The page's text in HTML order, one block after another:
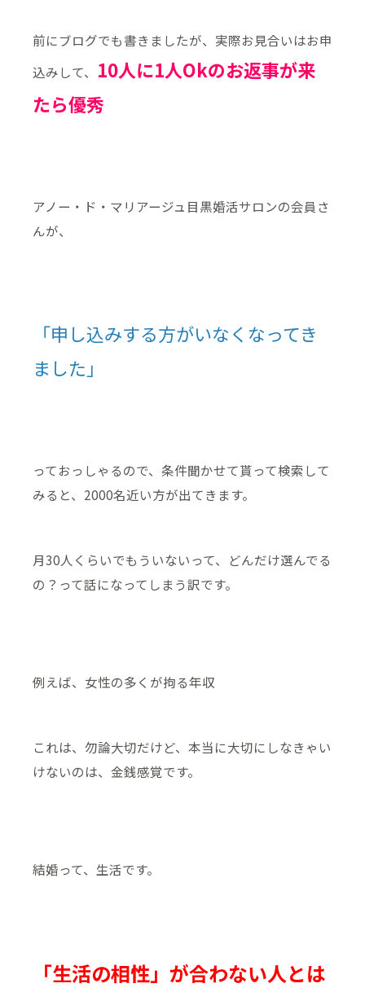
前にブログでも書きましたが、実際お見合いはお申
込みして、 10人に1人Okのお返事が来
たら優秀
アノー・ド・マリアージュ目黒婚活サロンの会員さ
んが、
「申し込みする方がいなくなってき
ました」
っておっしゃるので、条件聞かせて貰って検索して
みると、2000名近い方が出てきます。
月30人くらいでもういないって、どんだけ選んでる
の？って話になってしまう訳です。
例えば、女性の多くが拘る年収
これは、勿論大切だけど、本当に大切にしなきゃい
けないのは、金銭感覚です。
結婚って、生活です。
「生活の相性」が合わない人とは